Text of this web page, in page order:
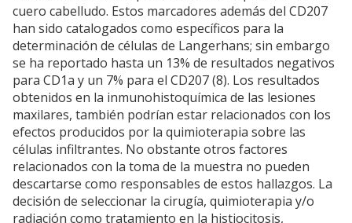
cuero cabelludo. Estos marcadores además del CD207
han sido catalogados como específicos para la
determinación de células de Langerhans; sin embargo
se ha reportado hasta un 13% de resultados negativos
para CD1a y un 7% para el CD207 (8). Los resultados
obtenidos en la inmunohistoquímica de las lesiones
maxilares, también podrían estar relacionados con los
efectos producidos por la quimioterapia sobre las
células infiltrantes. No obstante otros factores
relacionados con la toma de la muestra no pueden
descartarse como responsables de estos hallazgos. La
decisión de seleccionar la cirugía, quimioterapia y/o
radiación como tratamiento en la histiocitosis,